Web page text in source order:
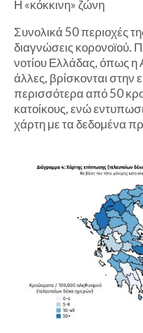
Η «κόκκινη» ζώνη
Συνολικά 50 περιοχές
διαγνώσεις κορονοϊού.
νοτίου Ελλάδας, όπως η
άλλες, βρίσκονται στην
περισσότερα από 50
κατοίκους, ενώ
χάρτη με τα δεδομένα